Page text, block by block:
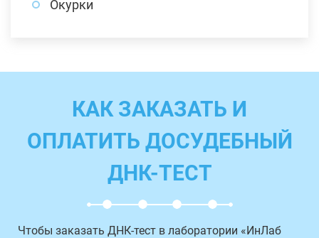
Окурки
КАК ЗАКАЗАТЬ И
ОПЛАТИТЬ ДОСУДЕБНЫЙ
ДНК-ТЕСТ
Чтобы заказать ДНК-тест в лаборатории «ИнЛаб